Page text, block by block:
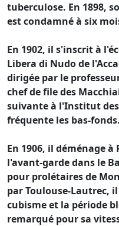
tuberculose. En 1898,
est condamné à six
En 1902, il s'inscrit à
Libera di Nudo de
dirigée par le
chef de file des
suivante à l'Institut
fréquente les bas-fonds.
En 1906, il déménage
l'avant-garde dans le
pour prolétaires de
par Toulouse-Lautrec,
cubisme et la période
remarqué pour sa